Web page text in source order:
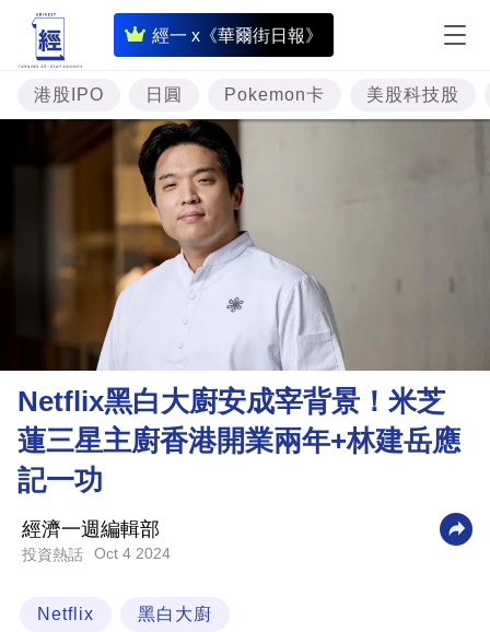
經一 x《華爾街日報》
即
時
財
經
專
題
投
資
理
財
商
科
技
場
港股IPO 日圓 Pokemon卡 美股科技股
Netflix黑白大廚安成宰背景！米芝
蓮三星主廚香港開業兩年+林建岳應
記一功
經濟一週編輯部
投資熱話 Oct 4 2024
Netflix 黑白大廚